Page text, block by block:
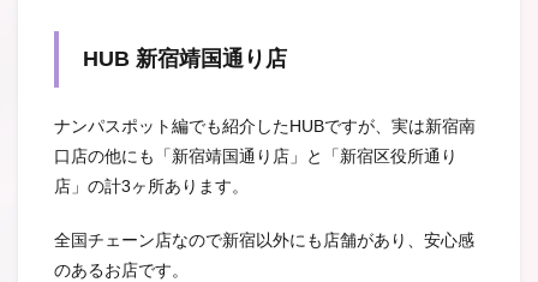
HUB 新宿靖国通り店
ナンパスポット編でも紹介したHUBですが、実は新宿南
口店の他にも「新宿靖国通り店」と「新宿区役所通り
店」の計3ヶ所あります。
全国チェーン店なので新宿以外にも店舗があり、安心感
のあるお店です。